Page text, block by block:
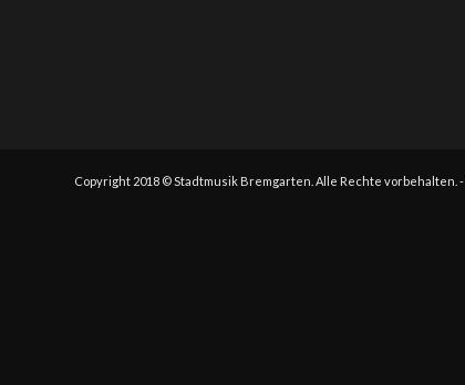
Copyright 2018 © Stadtmusik Bremgarten. Alle Rechte vorbehalten. -